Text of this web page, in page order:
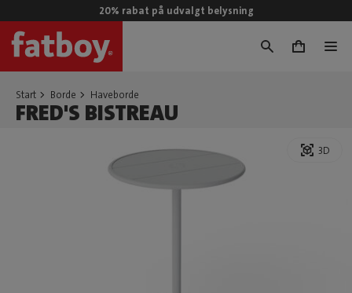
20% rabat på udvalgt belysning
0
Start Borde Haveborde
FRED'S BISTREAU
3D